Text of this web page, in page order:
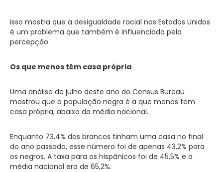
Isso mostra que a desigualdade racial nos Estados Unidos
é um problema que também é influenciada pela
percepção.
Os que menos têm casa própria
Uma análise de julho deste ano do Census Bureau
mostrou que a população negra é a que menos tem
casa própria, abaixo da média nacional.
Enquanto 73,4% dos brancos tinham uma casa no final
do ano passado, esse número foi de apenas 43,2% para
os negros. A taxa para os hispânicos foi de 45,5% e a
média nacional era de 65,2%.